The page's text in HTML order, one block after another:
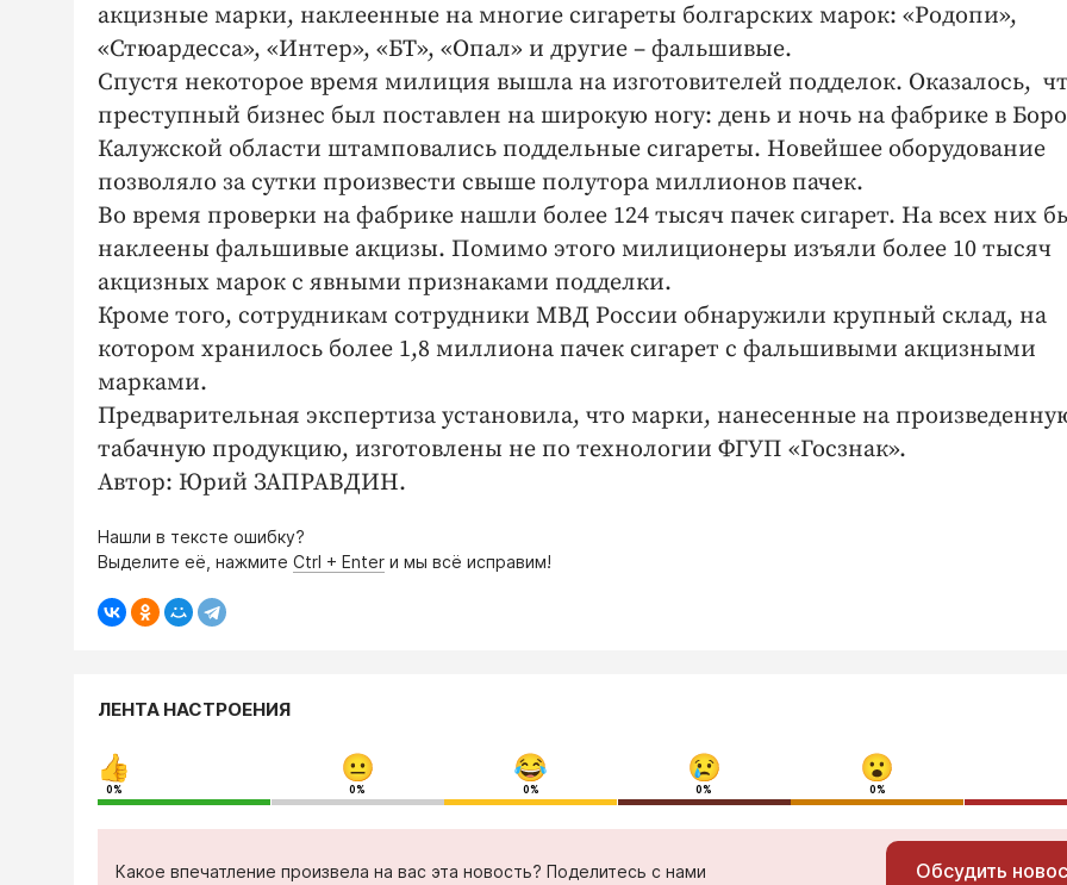
акцизные марки, наклеенные на многие сигареты болгарских марок: «Родопи»,
«Стюардесса», «Интер», «БТ», «Опал» и другие – фальшивые.
Спустя некоторое время милиция вышла на изготовителей подделок. Оказалось,
преступный бизнес был поставлен на широкую ногу: день и ночь на фабрике в
Калужской области штамповались поддельные сигареты. Новейшее оборудование
позволяло за сутки произвести свыше полутора миллионов пачек.
Во время проверки на фабрике нашли более 124 тысяч пачек сигарет. На всех них
наклеены фальшивые акцизы. Помимо этого милиционеры изъяли более 10 тысяч
акцизных марок с явными признаками подделки.
Кроме того, сотрудникам сотрудники МВД России обнаружили крупный склад, на
котором хранилось более 1,8 миллиона пачек сигарет с фальшивыми акцизными
марками.
Предварительная экспертиза установила, что марки, нанесенные на
табачную продукцию, изготовлены не по технологии ФГУП «Госзнак».
Автор: Юрий ЗАПРАВДИН.
Нашли в тексте ошибку?
Выделите её, нажмите Ctrl + Enter и мы всё исправим!
ЛЕНТА НАСТРОЕНИЯ
0% 0% 0% 0% 0%
Какое впечатление произвела на вас эта новость? Поделитесь с нами Обсудить